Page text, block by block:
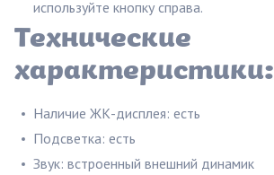
используйте кнопку справа.
Технические
характеристики:
Наличие ЖК-дисплея: есть
Подсветка: есть
Звук: встроенный внешний динамик